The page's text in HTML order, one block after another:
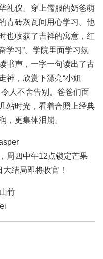
礼仪。穿上儒服的奶爸萌
青砖灰瓦间用心学习。他
也收获了吉祥的寓意，红
学习”。学院里面学习氛
书声，一字一句读出了古
神，欣赏下漂亮“小姐
人不舍告别。爸爸们面
站时光，看着合照上经典
，更集体泪崩。
四中午12点锁定芒果
结局即将收官！
竹